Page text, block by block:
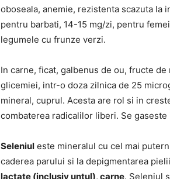
oboseala, anemie, rezistenta scazuta la
pentru barbati, 14-15 mg/zi, pentru
legumele cu frunze verzi.
In carne, ficat, galbenus de ou, fructe de
glicemiei, intr-o doza zilnica de 25
mineral, cuprul. Acesta are rol si in
combaterea radicalilor liberi. Se
Seleniul este mineralul cu cel mai
caderea parului si la depigmentarea
lactate (inclusiv untul), carne. Seleniul